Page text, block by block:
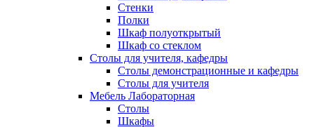
Стенки
Полки
Шкаф полуоткрытый
Шкаф со стеклом
Столы для учителя, кафедры
Столы демонстрационные и кафедры
Столы для учителя
Мебель Лабораторная
Столы
Шкафы